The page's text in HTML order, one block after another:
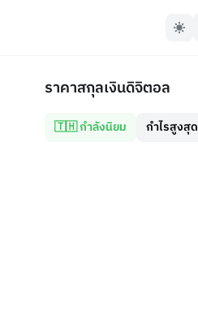
ราคาสกุลเงินดิจิตอล
🇹🇭 กำลังนิยม กำไรสูงสุด